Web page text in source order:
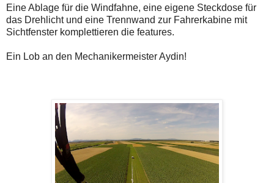
Eine Ablage für die Windfahne, eine eigene Steckdose für
das Drehlicht und eine Trennwand zur Fahrerkabine mit
Sichtfenster komplettieren die features.
Ein Lob an den Mechanikermeister Aydin!